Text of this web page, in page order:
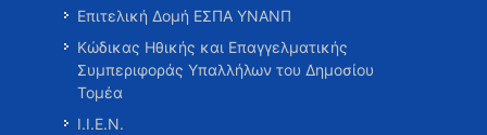
Επιτελική Δομή ΕΣΠΑ ΥΝΑΝΠ
Κώδικας Ηθικής και Επαγγελματικής
Συμπεριφοράς Υπαλλήλων του Δημοσίου
Τομέα
Ι.Ι.Ε.Ν.